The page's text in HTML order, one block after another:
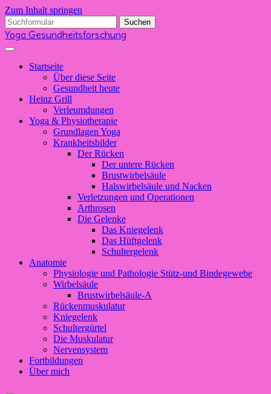
Zum Inhalt springen
Suchen
nach:
Yoga Gesundheitsforschung
Startseite
Über diese Seite
Gesundheit heute
Heinz Grill
Verleumdungen
Yoga & Physiotherapie
Grundlagen Yoga
Krankheitsbilder
Der Rücken
Der untere Rücken
Brustwirbelsäule
Halswirbelsäule und Nacken
Verletzungen und Operationen
Arthrosen
Die Gelenke
Das Kniegelenk
Das Hüftgelenk
Schultergelenk
Anatomie
Physiologie und Pathologie Stütz-und Bindegewebe
Wirbelsäule
Brustwirbelsäule-A
Rückenmuskulatur
Kniegelenk
Schultergürtel
Die Muskulatur
Nervensystem
Fortbildungen
Über mich